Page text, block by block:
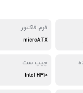
فرم فاکتور
microATX
چیپ ست
Intel H310